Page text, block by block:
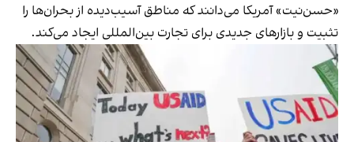
«حسن‌نیت» آمریکا می‌دانند که مناطق آسیب‌دیده از بحران‌ها را
تثبیت و بازارهای جدیدی برای تجارت بین‌المللی ایجاد می‌کند.